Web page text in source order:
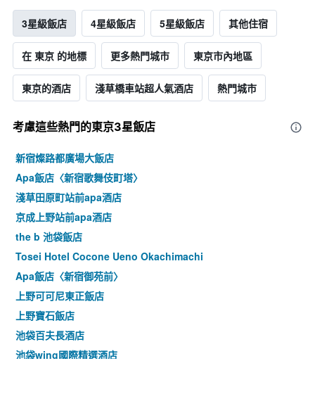
3星級飯店 4星級飯店 5星級飯店 其他住宿
在 東京 的地標 更多熱門城市 東京市內地區
東京的酒店 淺草橋車站超人氣酒店 熱門城市
考慮這些熱門的東京3星​飯店
新宿燦路都廣場大飯店
Apa飯店〈新宿歌舞伎町塔〉
淺草田原町站前apa酒店
京成上野站前apa酒店
the b 池袋飯店
Tosei Hotel Cocone Ueno Okachimachi
Apa飯店〈新宿御苑前〉
上野可可尼東正飯店
上野寶石飯店
池袋百夫長酒店
池袋wing國際精選酒店